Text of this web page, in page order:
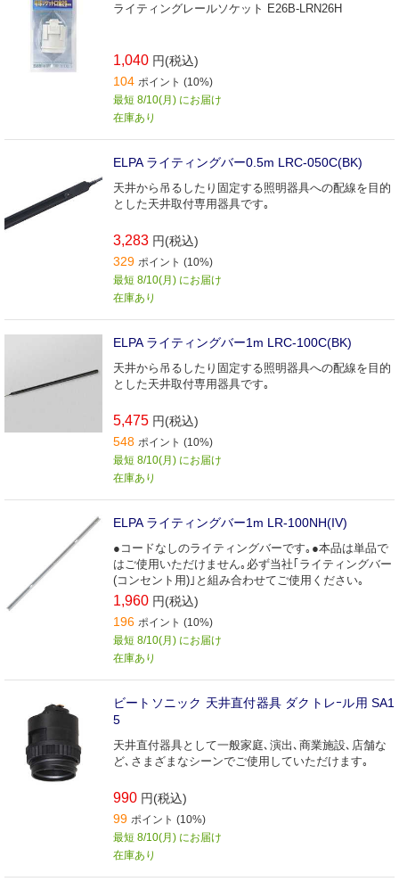
ライティングレールソケット E26B-LRN26H
1,040 円(税込)
104 ポイント (10%)
最短 8/10(月) にお届け
在庫あり
ELPA ライティングバー0.5m LRC-050C(BK)
天井から吊るしたり固定する照明器具への配線を目的
とした天井取付専用器具です｡
3,283 円(税込)
329 ポイント (10%)
最短 8/10(月) にお届け
在庫あり
ELPA ライティングバー1m LRC-100C(BK)
天井から吊るしたり固定する照明器具への配線を目的
とした天井取付専用器具です｡
5,475 円(税込)
548 ポイント (10%)
最短 8/10(月) にお届け
在庫あり
ELPA ライティングバー1m LR-100NH(IV)
●コードなしのライティングバーです｡●本品は単品で
はご使用いただけません｡必ず当社｢ライティングバー
(コンセント用)｣と組み合わせてご使用ください｡
1,960 円(税込)
196 ポイント (10%)
最短 8/10(月) にお届け
在庫あり
ビートソニック 天井直付器具 ダクトレｰル用 SA1
5
天井直付器具として一般家庭､演出､商業施設､店舗な
ど､さまざまなシーンでご使用していただけます｡
990 円(税込)
99 ポイント (10%)
最短 8/10(月) にお届け
在庫あり